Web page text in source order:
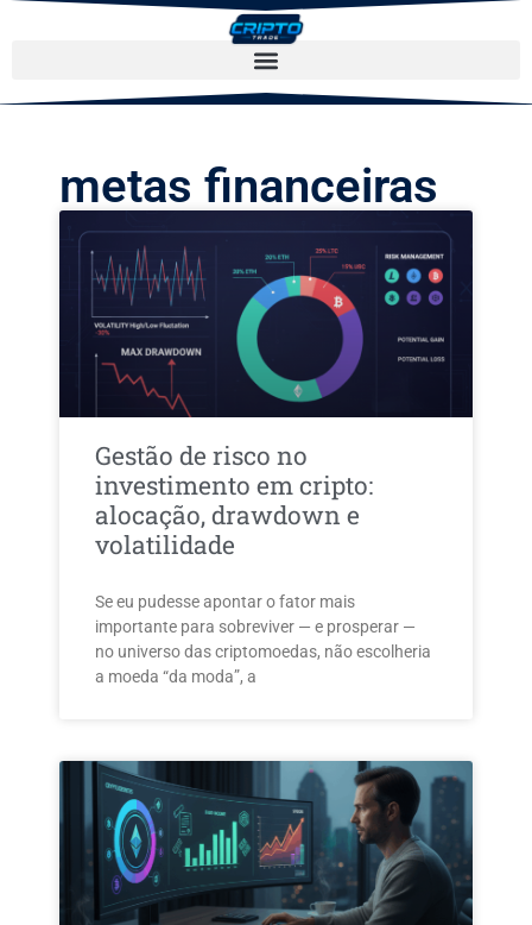
metas financeiras
Gestão de risco no
investimento em cripto:
alocação, drawdown e
volatilidade
Se eu pudesse apontar o fator mais
importante para sobreviver — e prosperar —
no universo das criptomoedas, não escolheria
a moeda “da moda”, a